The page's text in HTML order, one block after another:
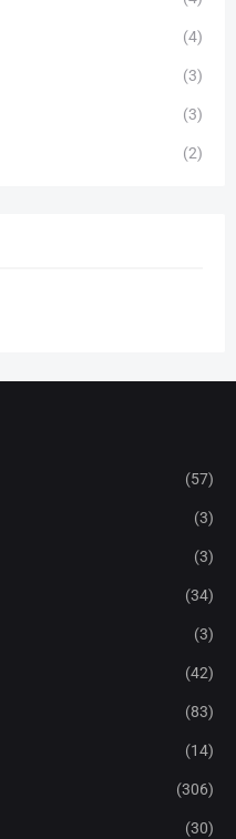
(4)
(3)
(3)
(2)
(57)
(3)
(3)
(34)
(3)
(42)
(83)
(14)
(306)
(30)